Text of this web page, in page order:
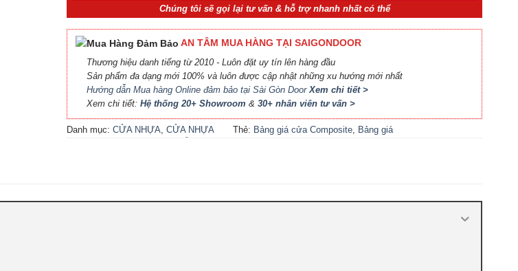
Chúng tôi sẽ gọi lại tư vấn & hỗ trợ nhanh nhất có thể
AN TÂM MUA HÀNG TẠI SAIGONDOOR
Thương hiệu danh tiếng từ 2010 - Luôn đặt uy tín lên hàng đầu
Sản phẩm đa dạng mới 100% và luôn được cập nhật những xu hướng mới nhất
Hướng dẫn Mua hàng Online đảm bảo tại Sài Gòn DoorXem chi tiết >
Xem chi tiết: Hệ thống 20+ Showroom & 30+ nhân viên tư vấn >
Danh mục: CỬA NHỰA, CỬA NHỰA
Thẻ: Bảng giá cửa Composite, Bảng giá
composite có tốt không,Đánh giá cửa